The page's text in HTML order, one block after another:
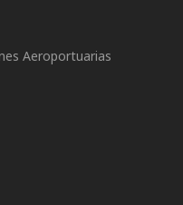
Aeroportuarias